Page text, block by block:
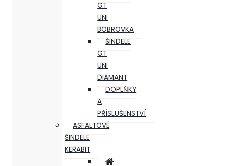
GT
UNI
BOBROVKA
ŠINDELE
GT
UNI
DIAMANT
DOPLŇKY
A
PŘÍSLUŠENSTVÍ
ASFALTOVÉ
ŠINDELE
KERABIT